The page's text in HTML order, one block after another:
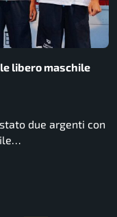
libero maschile
due argenti con